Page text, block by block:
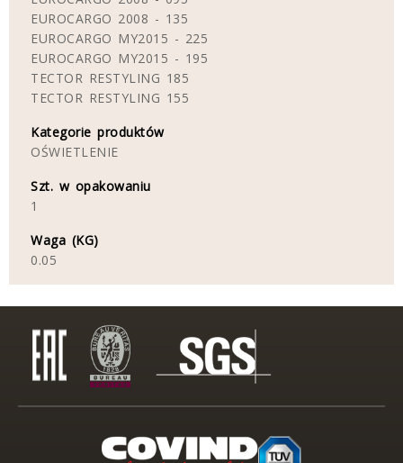
EUROCARGO 2008 - 135
EUROCARGO MY2015 - 225
EUROCARGO MY2015 - 195
TECTOR RESTYLING 185
TECTOR RESTYLING 155
Kategorie produktów
OŚWIETLENIE
Szt. w opakowaniu
1
Waga (KG)
0.05